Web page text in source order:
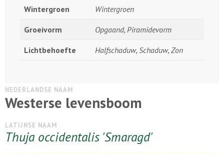
Wintergroen Wintergroen
Groeivorm Opgaand, Piramidevorm
Lichtbehoefte Halfschaduw, Schaduw, Zon
NEDERLANDSE NAAM
Westerse levensboom
LATIJNSE NAAM
Thuja occidentalis 'Smaragd'